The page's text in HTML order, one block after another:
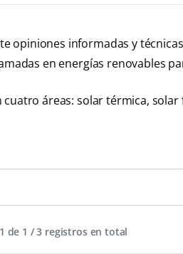
opiniones informadas y
en energías renovables
áreas: solar térmica,
de 1 / 3 registros en total